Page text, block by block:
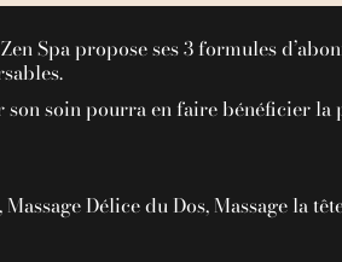
Spa propose ses 3 formules
soin pourra en faire bénéficier
Délice du Dos, Massage la